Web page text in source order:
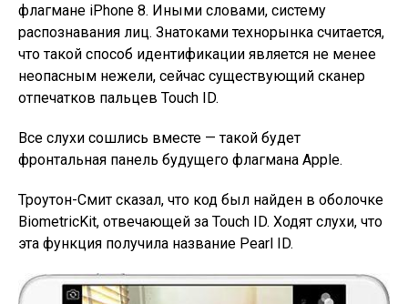
флагмане iPhone 8. Иными словами, систему
распознавания лиц. Знатоками технорынка считается,
что такой способ идентификации является не менее
неопасным нежели, сейчас существующий сканер
отпечатков пальцев Touch ID.
Все слухи сошлись вместе — такой будет
фронтальная панель будущего флагмана Apple.
Троутон-Смит сказал, что код был найден в оболочке
BiometricKit, отвечающей за Touch ID. Ходят слухи, что
эта функция получила название Pearl ID.